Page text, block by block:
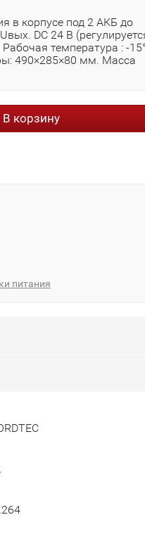
в корпусе под 2 АКБ до
DC 24 В
температура : -
490×285×80 мм. Масса
В корзину
питания